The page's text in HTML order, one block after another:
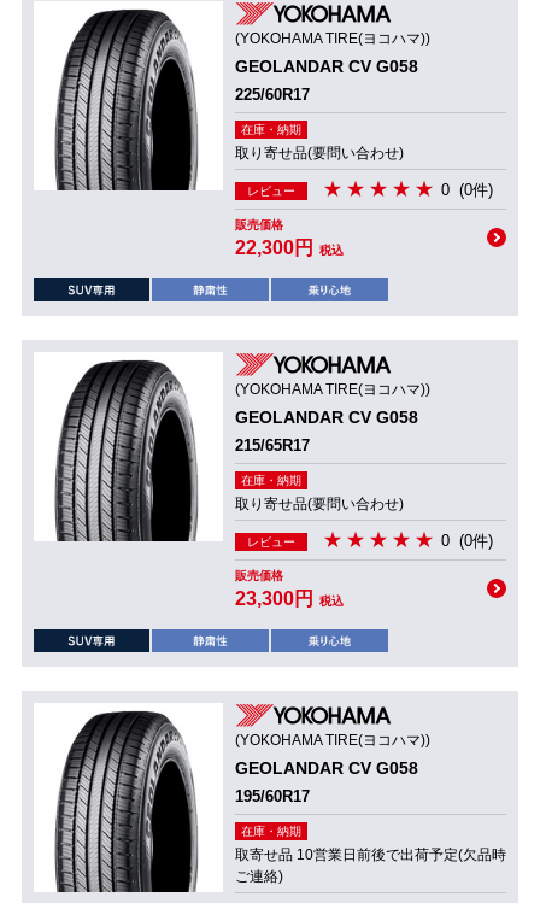
(YOKOHAMA TIRE(ヨコハマ))
GEOLANDAR CV G058
225/60R17
在庫・納期
取り寄せ品(要問い合わせ)
レビュー 0 (0件)
販売価格
22,300円 税込
(YOKOHAMA TIRE(ヨコハマ))
GEOLANDAR CV G058
215/65R17
在庫・納期
取り寄せ品(要問い合わせ)
レビュー 0 (0件)
販売価格
23,300円 税込
(YOKOHAMA TIRE(ヨコハマ))
GEOLANDAR CV G058
195/60R17
在庫・納期
取寄せ品 10営業日前後で出荷予定(欠品時
ご連絡)